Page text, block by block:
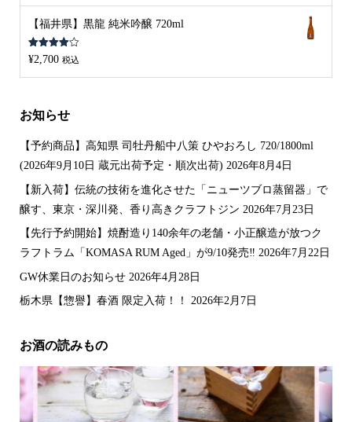
【福井県】黒龍 純米吟醸 720ml
5段階中
4.00の評
¥2,700 税込
お知らせ
【予約商品】高知県 司牡丹船中八策 ひやおろし 720/1800ml
(2026年9月10日 蔵元出荷予定・順次出荷) 2026年8月4日
【新入荷】伝統の技術を進化させた「ニューツブロ蒸留器」で
醸す、東京・深川発、香り高きクラフトジン 2026年7月23日
【先行予約開始】焼酎造り140余年の老舗・小正醸造が放つク
ラフトラム「KOMASA RUM Aged」が9/10発売‼️ 2026年7月22日
GW休業日のお知らせ 2026年4月28日
栃木県【惣譽】春酒 限定入荷！！ 2026年2月7日
お酒の読みもの